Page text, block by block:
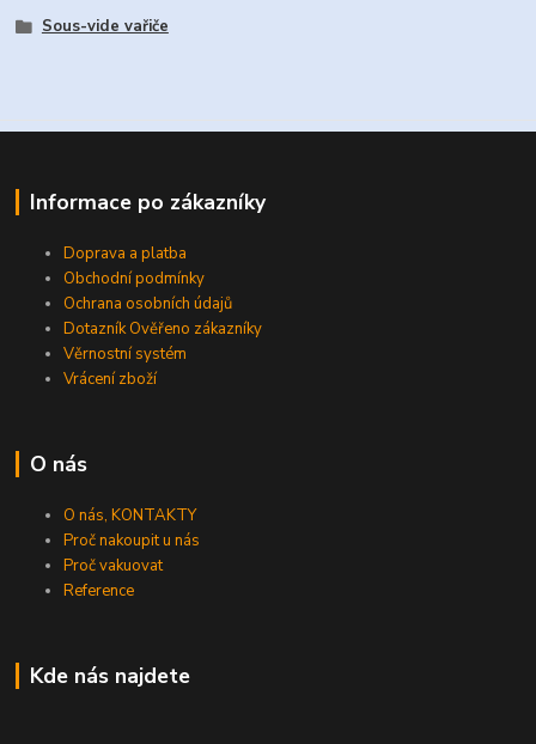
Sous-vide vařiče
Informace po zákazníky
Doprava a platba
Obchodní podmínky
Ochrana osobních údajů
Dotazník Ověřeno zákazníky
Věrnostní systém
Vrácení zboží
O nás
O nás, KONTAKTY
Proč nakoupit u nás
Proč vakuovat
Reference
Kde nás najdete